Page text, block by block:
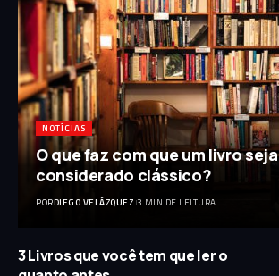
NOTÍCIAS
O que faz com que um livro seja
considerado clássico?
PORDIEGO VELÁZQUEZ 3 MIN DE LEITURA
3 Livros que você tem que ler o